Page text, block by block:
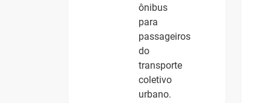
ônibus
para
passageiros
do
transporte
coletivo
urbano.